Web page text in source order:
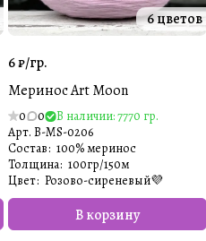
6 цветов
6 ₽/гр.
Меринос Art Moon
0 0
В наличии: 7770 гр.
Арт. B-MS-0206
В корзину
Состав: 100% меринос
Толщина: 100гр/150м
Цвет: Розово-сиреневый💜